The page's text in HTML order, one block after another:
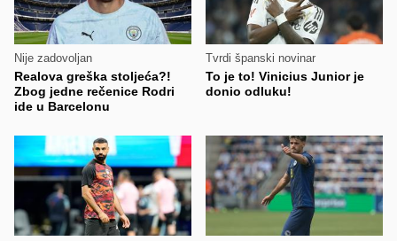
Nije zadovoljan
Realova greška stoljeća?!
Zbog jedne rečenice Rodri
ide u Barcelonu
Tvrdi španski novinar
To je to! Vinicius Junior je
donio odluku!